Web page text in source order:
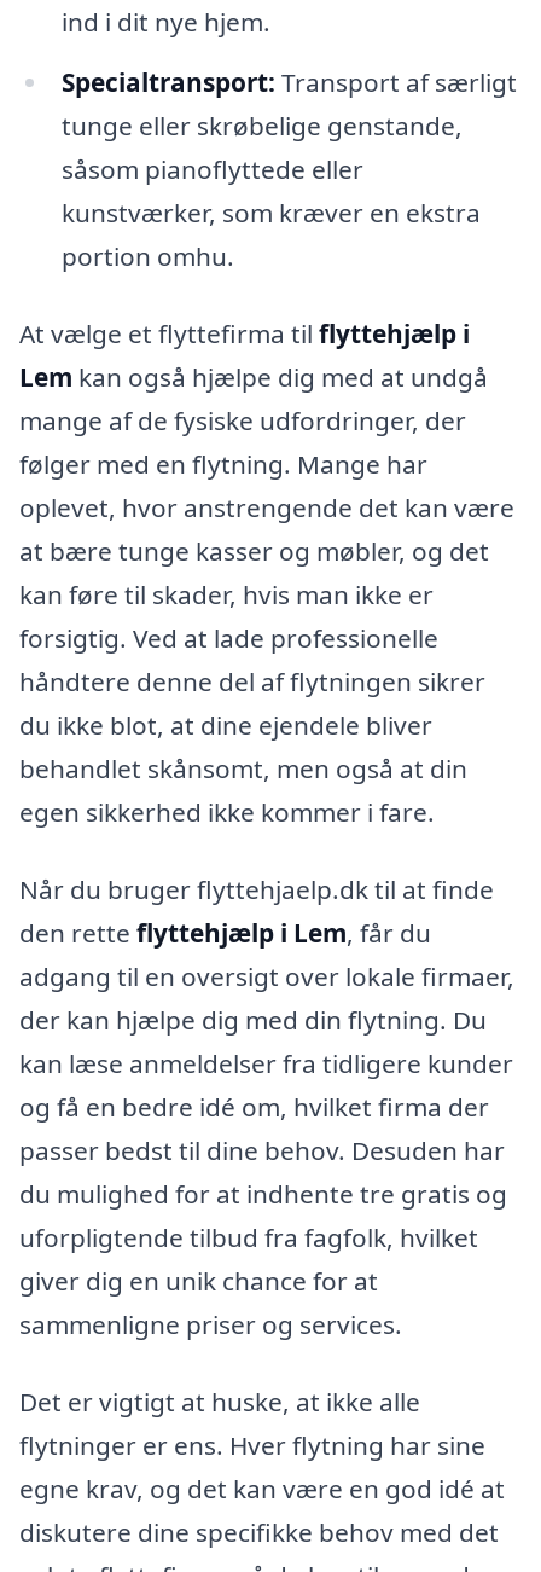
ind i dit nye hjem.
Specialtransport: Transport af særligt
tunge eller skrøbelige genstande,
såsom pianoflyttede eller
kunstværker, som kræver en ekstra
portion omhu.
At vælge et flyttefirma til flyttehjælp i
Lem kan også hjælpe dig med at undgå
mange af de fysiske udfordringer, der
følger med en flytning. Mange har
oplevet, hvor anstrengende det kan være
at bære tunge kasser og møbler, og det
kan føre til skader, hvis man ikke er
forsigtig. Ved at lade professionelle
håndtere denne del af flytningen sikrer
du ikke blot, at dine ejendele bliver
behandlet skånsomt, men også at din
egen sikkerhed ikke kommer i fare.
Når du bruger flyttehjaelp.dk til at finde
den rette flyttehjælp i Lem, får du
adgang til en oversigt over lokale firmaer,
der kan hjælpe dig med din flytning. Du
kan læse anmeldelser fra tidligere kunder
og få en bedre idé om, hvilket firma der
passer bedst til dine behov. Desuden har
du mulighed for at indhente tre gratis og
uforpligtende tilbud fra fagfolk, hvilket
giver dig en unik chance for at
sammenligne priser og services.
Det er vigtigt at huske, at ikke alle
flytninger er ens. Hver flytning har sine
egne krav, og det kan være en god idé at
diskutere dine specifikke behov med det